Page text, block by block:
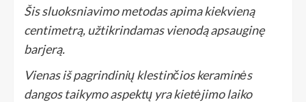
Šis sluoksniavimo metodas apima kiekvieną
centimetrą, užtikrindamas vienodą apsauginę
barjerą.
Vienas iš pagrindinių klestinčios keraminės
dangos taikymo aspektų yra kietėjimo laiko